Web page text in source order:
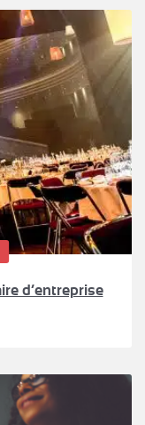
d’entreprise